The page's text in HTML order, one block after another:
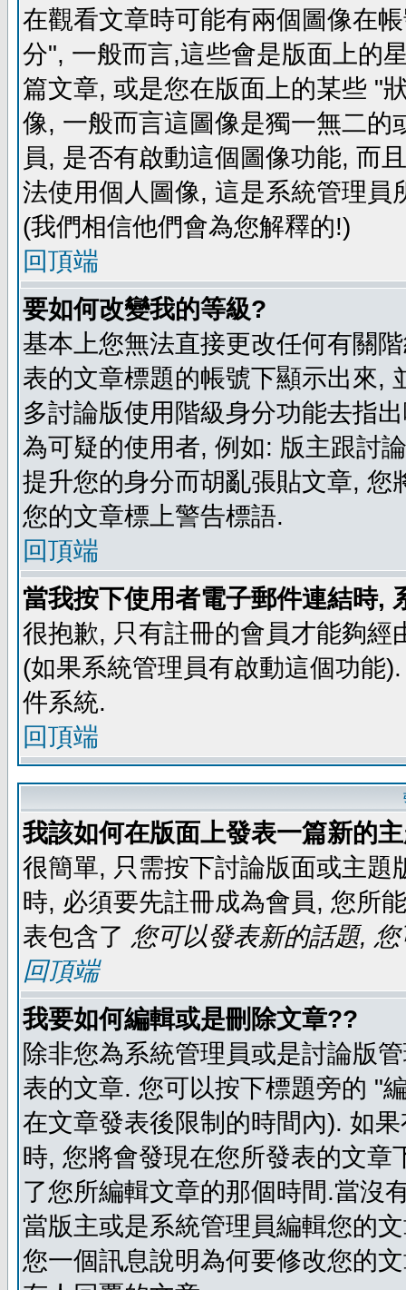
在觀看文章時可能有兩個圖像在
分", 一般而言,這些會是版面上的
篇文章, 或是您在版面上的某些 "
像, 一般而言這圖像是獨一無二
員, 是否有啟動這個圖像功能, 而
法使用個人圖像, 這是系統管理
(我們相信他們會為您解釋的!)
回頂端
要如何改變我的等級?
基本上您無法直接更改任何有關
表的文章標題的帳號下顯示出來,
多討論版使用階級身分功能去指
為可疑的使用者, 例如: 版主跟討
提升您的身分而胡亂張貼文章,
您的文章標上警告標語.
回頂端
當我按下使用者電子郵件連結時,
很抱歉, 只有註冊的會員才能夠
(如果系統管理員有啟動這個功能
件系統.
回頂端
我該如何在版面上發表一篇新的
很簡單, 只需按下討論版面或主
時, 必須要先註冊成為會員, 您所
表包含了 您可以發表新的話題,
回頂端
我要如何編輯或是刪除文章??
除非您為系統管理員或是討論版
表的文章. 您可以按下標題旁的 "
在文章發表後限制的時間內). 如
時, 您將會發現在您所發表的文
了您所編輯文章的那個時間.當沒
當版主或是系統管理員編輯您的
您一個訊息說明為何要修改您的